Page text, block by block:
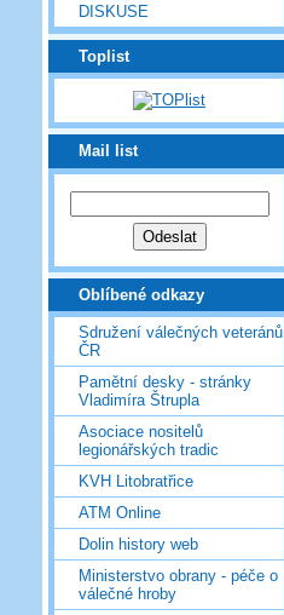
DISKUSE
Toplist
Mail list
Oblíbené odkazy
Sdružení válečných veteránů
ČR
Pamětní desky - stránky
Vladimíra Štrupla
Asociace nositelů
legionářských tradic
KVH Litobratřice
ATM Online
Dolin history web
Ministerstvo obrany - péče o
válečné hroby